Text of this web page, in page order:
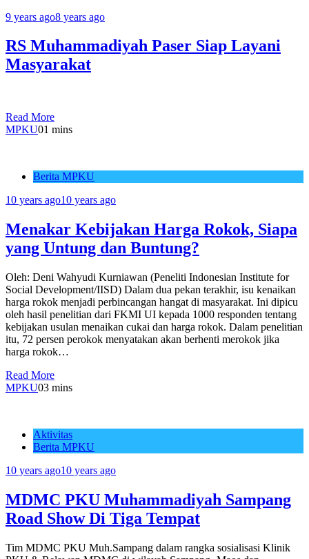
9 years ago8 years ago
RS Muhammadiyah Paser Siap Layani
Masyarakat
Read More
MPKU01 mins
Berita MPKU
10 years ago10 years ago
Menakar Kebijakan Harga Rokok, Siapa
yang Untung dan Buntung?
Oleh: Deni Wahyudi Kurniawan (Peneliti Indonesian Institute for
Social Development/IISD) Dalam dua pekan terakhir, isu kenaikan
harga rokok menjadi perbincangan hangat di masyarakat. Ini dipicu
oleh hasil penelitian dari FKMI UI kepada 1000 responden tentang
kebijakan usulan menaikan cukai dan harga rokok. Dalam penelitian
itu, 72 persen perokok menyatakan akan berhenti merokok jika
harga rokok…
Read More
MPKU03 mins
Aktivitas
Berita MPKU
10 years ago10 years ago
MDMC PKU Muhammadiyah Sampang
Road Show Di Tiga Tempat
Tim MDMC PKU Muh.Sampang dalam rangka sosialisasi Klinik